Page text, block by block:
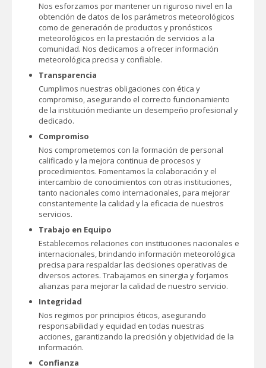
Nos esforzamos por mantener un riguroso nivel en la
obtención de datos de los parámetros meteorológicos
como de generación de productos y pronósticos
meteorológicos en la prestación de servicios a la
comunidad. Nos dedicamos a ofrecer información
meteorológica precisa y confiable.
Transparencia
Cumplimos nuestras obligaciones con ética y
compromiso, asegurando el correcto funcionamiento
de la institución mediante un desempeño profesional y
dedicado.
Compromiso
Nos comprometemos con la formación de personal
calificado y la mejora continua de procesos y
procedimientos. Fomentamos la colaboración y el
intercambio de conocimientos con otras instituciones,
tanto nacionales como internacionales, para mejorar
constantemente la calidad y la eficacia de nuestros
servicios.
Trabajo en Equipo
Establecemos relaciones con instituciones nacionales e
internacionales, brindando información meteorológica
precisa para respaldar las decisiones operativas de
diversos actores. Trabajamos en sinergia y forjamos
alianzas para mejorar la calidad de nuestro servicio.
Integridad
Nos regimos por principios éticos, asegurando
responsabilidad y equidad en todas nuestras
acciones, garantizando la precisión y objetividad de la
información.
Confianza